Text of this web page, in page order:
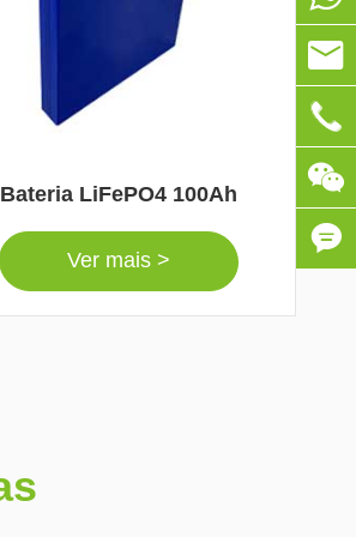
Bateria LiFePO4 100Ah
Ver mais >



